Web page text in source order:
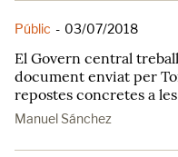
Públic - 03/07/2018
El Govern central
document enviat per
repostes concretes a
Manuel Sánchez